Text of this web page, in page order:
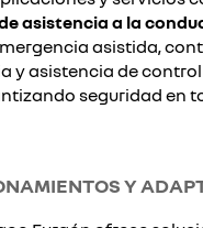
asistencia a la
asistida,
y asistencia de
seguridad en
Y